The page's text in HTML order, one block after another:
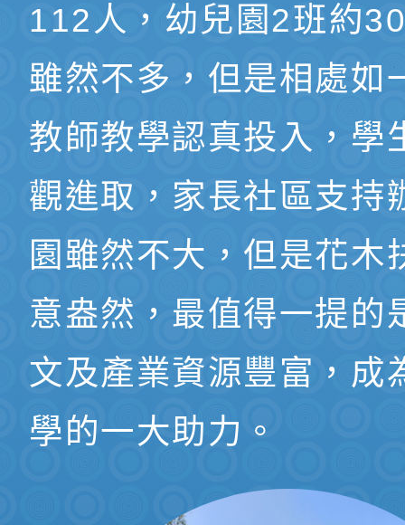
112人，幼兒園2班約
雖然不多，但是相處如
教師教學認真投入，學
觀進取，家長社區支持
園雖然不大，但是花木
意盎然，最值得一提的
文及產業資源豐富，成
學的一大助力。